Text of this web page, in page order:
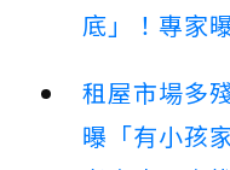
底」！專家
租屋市場多
曝「有小孩